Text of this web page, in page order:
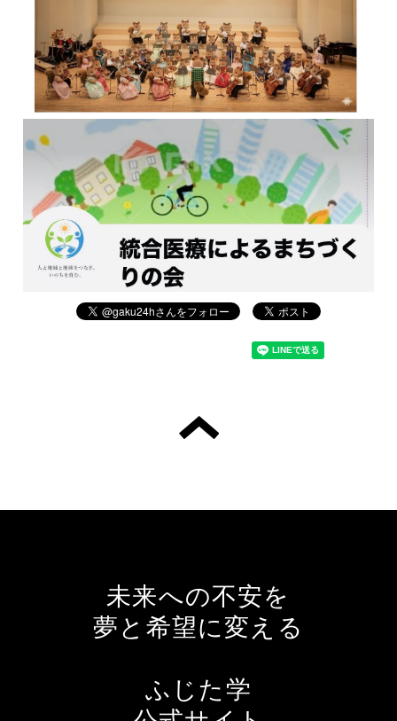
未来への不安を
夢と希望に変える
ふじた学